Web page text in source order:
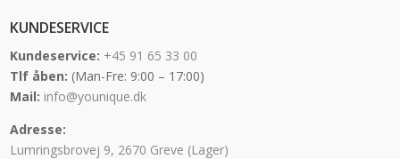
KUNDESERVICE
Kundeservice: +45 91 65 33 00
Tlf åben: (Man-Fre: 9:00 – 17:00)
Mail: info@younique.dk
Adresse:
Lumringsbrovej 9, 2670 Greve (Lager)